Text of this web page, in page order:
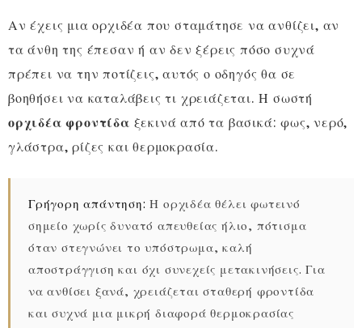
Αν έχεις μια ορχιδέα που σταμάτησε να ανθίζει, αν
τα άνθη της έπεσαν ή αν δεν ξέρεις πόσο συχνά
πρέπει να την ποτίζεις, αυτός ο οδηγός θα σε
βοηθήσει να καταλάβεις τι χρειάζεται. Η σωστή
ορχιδέα φροντίδα ξεκινά από τα βασικά: φως, νερό,
γλάστρα, ρίζες και θερμοκρασία.
Γρήγορη απάντηση: Η ορχιδέα θέλει φωτεινό
σημείο χωρίς δυνατό απευθείας ήλιο, πότισμα
όταν στεγνώνει το υπόστρωμα, καλή
αποστράγγιση και όχι συνεχείς μετακινήσεις. Για
να ανθίσει ξανά, χρειάζεται σταθερή φροντίδα
και συχνά μια μικρή διαφορά θερμοκρασίας